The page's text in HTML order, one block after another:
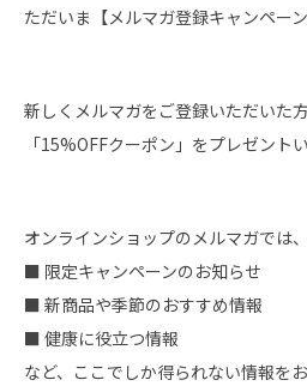
ただいま【メルマガ登録キャンペー
新しくメルマガをご登録いただいた
「15%OFFクーポン」をプレゼント
オンラインショップのメルマガでは、
■ 限定キャンペーンのお知らせ
■ 新商品や季節のおすすめ情報
■ 健康に役立つ情報
など、ここでしか得られない情報を